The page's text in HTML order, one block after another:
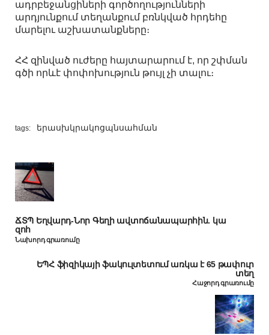
ադրբեջանցիների գործողությունների
արդյունքում տեղանքում բռնկված հրդեհը
մարելու աշխատանքները։
ՀՀ զինված ուժերը հայտարարում է, որ շփման
գծի որևէ փոփոխություն թույլ չի տալու։
tags: երասխկրակոցպնսահման
ՃՏՊ Եղվարդ-Նոր Գեղի ավտոճանապարհին. կա
զոհ
Նախորդ գրառումը
ԵՊՀ ֆիզիկայի ֆակուլտետում առկա է 65 թափուր
տեղ
Հաջորդ գրառումը